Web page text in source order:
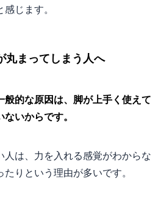
じます。
丸まってしまう人へ
般的な原因は、脚が上手く使えて
いからです。
人は、力を入れる感覚がわからな
りという理由が多いです。